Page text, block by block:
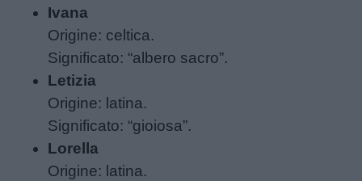
Feste
giornate
Filastrocche
Giochi
Ivana
Origine: celtica.
Significato: “albero sacro”.
Letizia
Origine: latina.
Significato: “gioiosa”.
Lorella
Origine: latina.